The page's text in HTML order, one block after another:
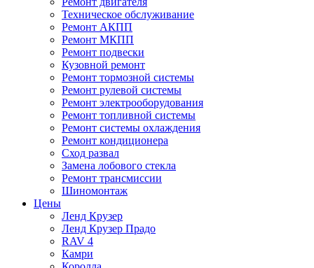
Техническое обслуживание
Ремонт АКПП
Ремонт МКПП
Ремонт подвески
Кузовной ремонт
Ремонт тормозной системы
Ремонт рулевой системы
Ремонт электрооборудования
Ремонт топливной системы
Ремонт системы охлаждения
Ремонт кондиционера
Сход развал
Замена лобового стекла
Ремонт трансмиссии
Шиномонтаж
Цены
Ленд Крузер
Ленд Крузер Прадо
RAV 4
Камри